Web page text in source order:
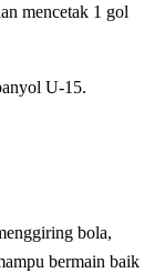
mencetak 1 gol
U-15.
bola,
bermain baik